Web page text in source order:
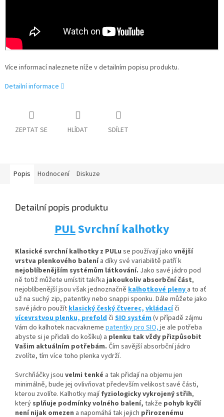
Více informací naleznete níže v detailním popisu produktu.
Detailní informace
ZEPTAT SE HLÍDAT SDÍLET
Popis Hodnocení Diskuze
Detailní popis produktu
PULSvrchní kalhotky
Klasické svrchní kalhotky z PULu se používají jako vnější
vrstva plenkového balenía díky své variabilitě patří k
nejoblíbenějším systémům látkování. Jako savé jádro pod
ně totiž můžete umístittakřkajakoukoliv absorbčníčást,
nejoblíbenější jsou však jednoznačně kalhotkové pleny a to ať
už na suchý zip, patentky nebo snappi sponku. Dále můžete jako
savé jádro použítklasický český čtverec, vkládacíči
vícevrstvou plenku,prefoldči SIO systém(v případě zájmu
Vám do kalhotek nacvakneme patentky pro SIO,je ale potřeba
abyste si je přidali do košíku) a plenku tak vždy přizpůsobit
Vašim aktuálním potřebám. Čím savější absorbční jádro
zvolíte, tím více toho plenka vydrží.
Svrchňáčky jsou velmi tenké a tak přidají na objemu jen
minimálně, bude jej ovlivňovat především velikost savé části,
kterou zvolíte. Kalhotky majífyziologicky vykrojený střih,
který splňuje podmínky volného balení, takže pohyb kyčlí
není nijak omezen a napomáhá tak jejich přirozenému